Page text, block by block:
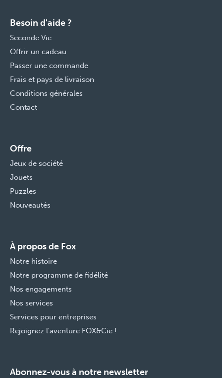
Besoin d'aide ?
Seconde Vie
Offrir un cadeau
Passer une commande
Frais et pays de livraison
Conditions générales
Contact
Offre
Jeux de société
Jouets
Puzzles
Nouveautés
À propos de Fox
Notre histoire
Notre programme de fidélité
Nos engagements
Nos services
Services pour entreprises
Rejoignez l'aventure FOX&Cie !
Abonnez-vous à notre newsletter